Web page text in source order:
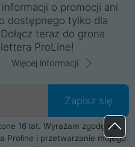
o promocji ani
dostępnego tylko dla
teraz do grona
ProLine!
Więcej informacji
Zapisz się
16 lat. Wyrażam zgodę na
Proline i przetwarzanie mojego